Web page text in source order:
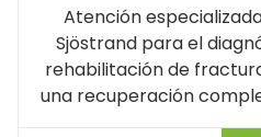
Atención
Sjöstrand para el
rehabilitación de
una recuperación